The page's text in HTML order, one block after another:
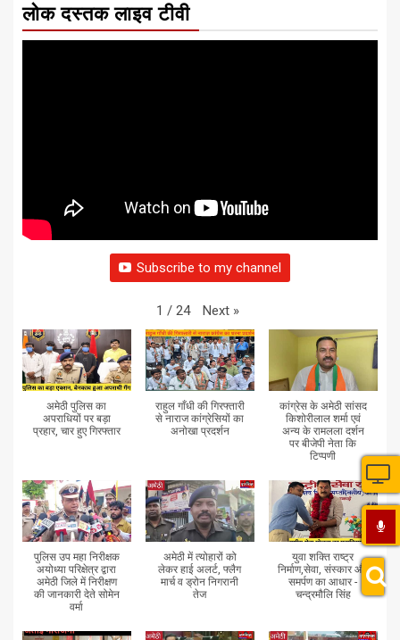
लोक दस्तक लाइव टीवी
Subscribe to my channel
1 / 24 Next »
अमेठी पुलिस का
अपराधियों पर बड़ा
प्रहार, चार हुए गिरफ्तार
राहुल गाँधी की गिरफ्तारी
से नाराज कांग्रेसियों का
अनोखा प्रदर्शन
कांग्रेस के अमेठी सांसद
किशोरीलाल शर्मा एवं
अन्य के रामलला दर्शन
पर बीजेपी नेता कि
टिप्पणी
पुलिस उप महा निरीक्षक
अयोध्या परिक्षेत्र द्वारा
अमेठी जिले में निरीक्षण
की जानकारी देते सोमेन
वर्मा
अमेठी में त्योहारों को
लेकर हाई अलर्ट, फ्लैग
मार्च व ड्रोन निगरानी
तेज
युवा शक्ति राष्ट्र
निर्माण,सेवा, संस्कार और
समर्पण का आधार -
चन्द्रमौलि सिंह